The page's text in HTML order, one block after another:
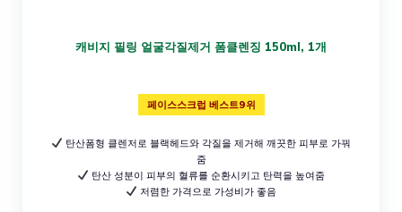
캐비지 필링 얼굴각질제거 폼클렌징 150ml, 1개
페이스스크럽 베스트9위
탄산폼형 클렌저로 블랙헤드와 각질을 제거해 깨끗한 피부로 가꿔
줌
탄산 성분이 피부의 혈류를 순환시키고 탄력을 높여줌
저렴한 가격으로 가성비가 좋음